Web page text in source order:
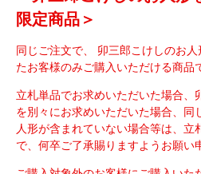
限定商品＞
同じご注文で、 卯三郎こけしのお
たお客様のみご購入いただける商品
立札単品でお求めいただいた場合、
を別々にお求めいただいた場合、同
人形が含まれていない場合等は、立
で、何卒ご了承賜りますようお願い